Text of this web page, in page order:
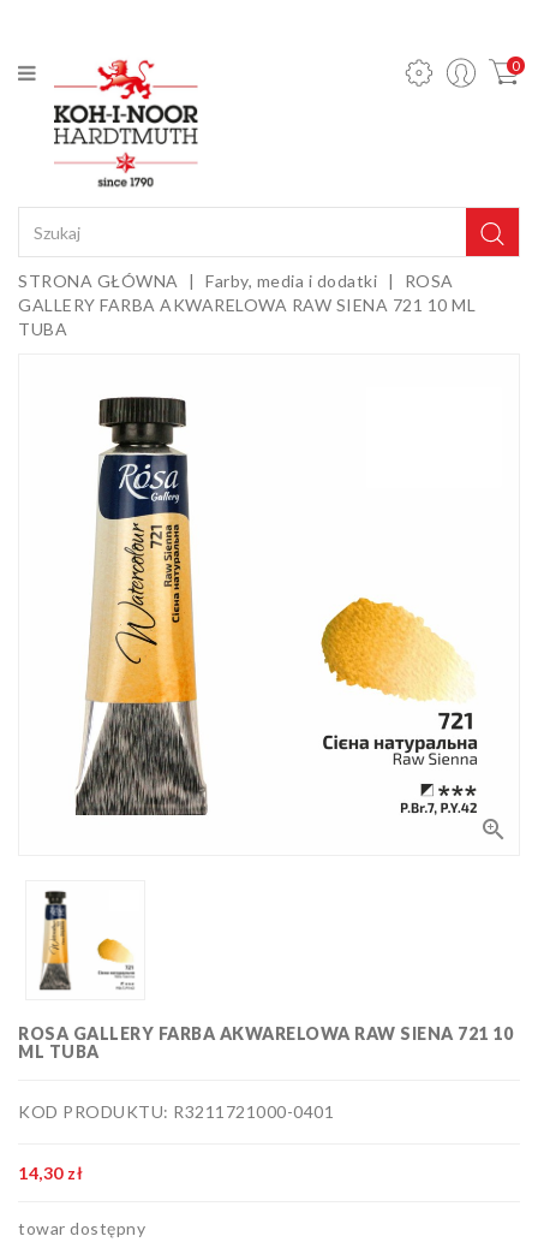
Ołówki
mechaniczne
i wkłady
Ołówki
grafitowe
Kredki
Pastele,
węgle,
temperówki
Farby,
media i
dodatki
Sztalugi i
podobrazia
papiery
i kalki
Kolorowanki
Poradniki
do nauki
rysunku
Pędzle
Zestawy
upominkowe
Flamastry,
markery i
zakreślacze
Linijki,
i cyrkle
Tusze i
kaligrafia
biurowe
0
STRONA GŁÓWNA Farby, media i dodatki
ROSA
GALLERY FARBA AKWARELOWA RAW SIENA 721 10 ML
TUBA

ROSA GALLERY FARBA AKWARELOWA RAW SIENA 721 10
ML TUBA
KOD PRODUKTU: R3211721000-0401
14,30 zł
towar dostępny